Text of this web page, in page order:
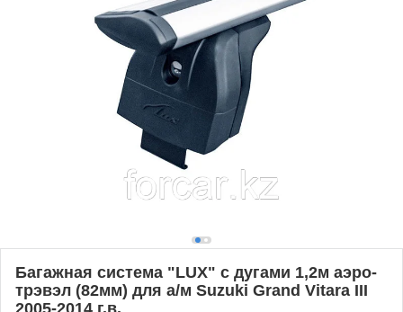
Багажная система "LUX" с дугами 1,2м аэро-
трэвэл (82мм) для а/м Suzuki Grand Vitara III
2005-2014 г.в.